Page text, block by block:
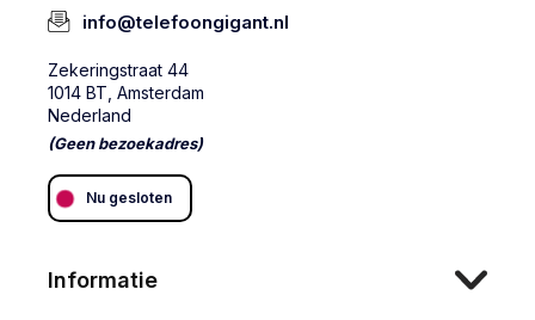
info@telefoongigant.nl
Zekeringstraat 44
1014 BT, Amsterdam
Nederland
(Geen bezoekadres)
Nu gesloten
Informatie